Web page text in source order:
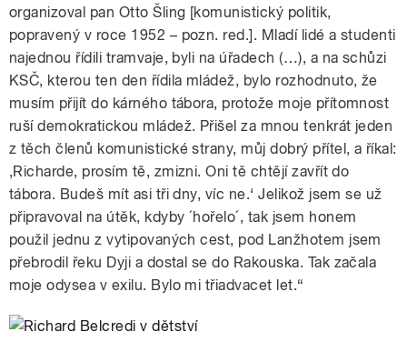
organizoval pan Otto Šling [komunistický politik,
popravený v roce 1952 – pozn. red.]. Mladí lidé a studenti
najednou řídili tramvaje, byli na úřadech (…), a na schůzi
KSČ, kterou ten den řídila mládež, bylo rozhodnuto, že
musím přijít do kárného tábora, protože moje přítomnost
ruší demokratickou mládež. Přišel za mnou tenkrát jeden
z těch členů komunistické strany, můj dobrý přítel, a říkal:
,Richarde, prosím tě, zmizni. Oni tě chtějí zavřít do
tábora. Budeš mít asi tři dny, víc ne.‘ Jelikož jsem se už
připravoval na útěk, kdyby ´hořelo´, tak jsem honem
použil jednu z vytipovaných cest, pod Lanžhotem jsem
přebrodil řeku Dyji a dostal se do Rakouska. Tak začala
moje odysea v exilu. Bylo mi třiadvacet let.“